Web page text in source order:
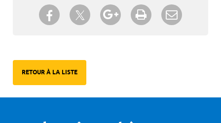
Partager sur Facebook
Partager sur TwitterPartager sur Google+
Imprimer
RETOUR À LA LISTE